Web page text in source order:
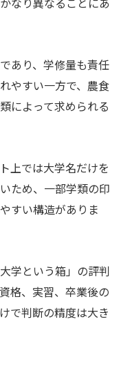
あり、学修量も責任
やすい一方で、農食
によって求められる
上では大学名だけを
ため、一部学類の印
すい構造がありま
学という箱」の評判
格、実習、卒業後の
で判断の精度は大き